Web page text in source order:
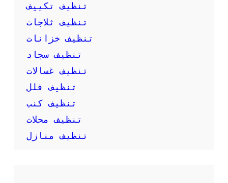
ن
ف
س
ك
تنظيف تكييف
تنظيف ثلاجات
تنظيف خزانات
تنظيف سجاد
تنظيف غسالات
تنظيف فلل
تنظيف كنب
تنظيف محلات
تنظيف منازل